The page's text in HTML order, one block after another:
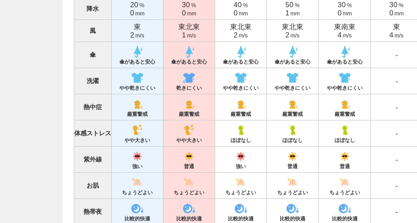
降水 20%
0mm
30%
0mm
40%
0mm
50%
1 mm
30 %
0 mm
30%
0mm
風
東
2 m/s
東北東
1 m/s
東北東
2 m/s
東北東
2 m/s
東南東
4 m/s
東
4m/s
傘
傘があると安心 傘があると安心 傘があると安心 傘があると安心 傘があると安心
-
洗濯
やや乾きにくい 乾きにくい やや乾きにくい やや乾きにくい やや乾きにくい
-
熱中症
厳重警戒 厳重警戒 厳重警戒 厳重警戒 厳重警戒
-
体感ストレス
やや大きい やや大きい ほぼなし ほぼなし ほぼなし
-
紫外線
強い 普通 強い 普通 普通
-
お肌
ちょうどよい ちょうどよい ちょうどよい ちょうどよい ちょうどよい
-
熱帯夜
比較的快適 比較的快適 比較的快適 比較的快適 比較的快適
-